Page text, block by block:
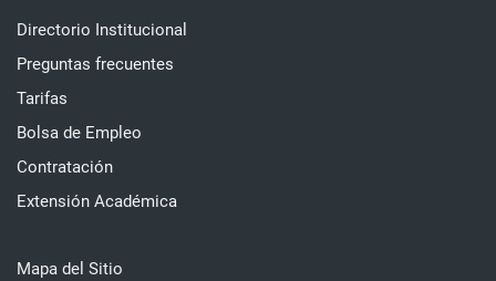
Directorio Institucional
Preguntas frecuentes
Tarifas
Bolsa de Empleo
Contratación
Extensión Académica
Mapa del Sitio